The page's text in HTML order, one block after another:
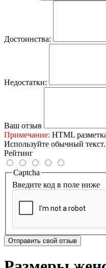
Достоинства:
Недостатки:
Ваш отзыв
Примечание: HTML
Используйте обычный текст.
Рейтинг
Captcha
Введите код в поле ниже
Отправить свой отзыв